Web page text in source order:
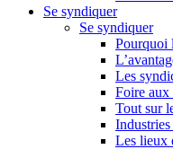
Se syndiquer
Se syndiquer
Pourquoi
Les
Foire aux
Tout sur
Industries
Les lieux